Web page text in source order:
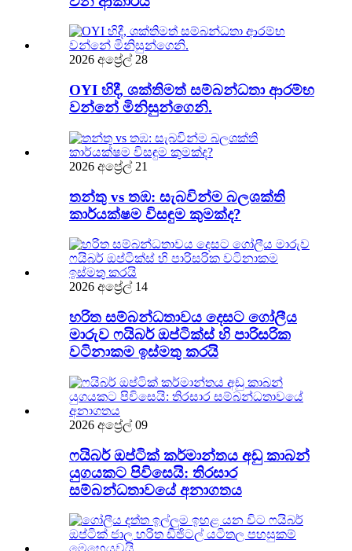
2026 අප්‍රේල් 28
OYI හිදී, ශක්තිමත් සම්බන්ධතා ආරම්භ
වන්නේ මිනිසුන්ගෙනි.
2026 අප්‍රේල් 21
තන්තු vs තඹ: සැබවින්ම බලශක්ති
කාර්යක්ෂම විසඳුම කුමක්ද?
2026 අප්‍රේල් 14
හරිත සම්බන්ධතාවය දෙසට ගෝලීය
මාරුව ෆයිබර් ඔප්ටික්ස් හි පාරිසරික
වටිනාකම ඉස්මතු කරයි
2026 අප්‍රේල් 09
ෆයිබර් ඔප්ටික් කර්මාන්තය අඩු කාබන්
යුගයකට පිවිසෙයි: තිරසාර
සම්බන්ධතාවයේ අනාගතය